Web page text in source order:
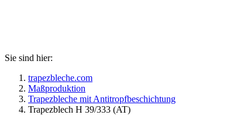
Sie sind hier:
trapezbleche.com
Maßproduktion
Trapezbleche mit Antitropfbeschichtung
Trapezblech H 39/333 (AT)